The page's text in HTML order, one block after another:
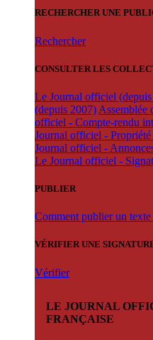
RECHERCHER UNE
Rechercher
CONSULTER LES
Le Journal officiel
(depuis 2007) Assemblée
officiel - Compte-rendu
Journal officiel -
Journal officiel -
Le Journal officiel -
PUBLIER
Comment publier un
VÉRIFIER UNE
Vérifier
LE JOURNAL
FRANÇAISE